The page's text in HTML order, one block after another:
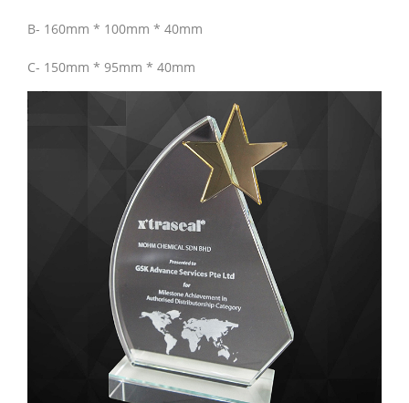
B- 160mm * 100mm * 40mm
C- 150mm * 95mm * 40mm